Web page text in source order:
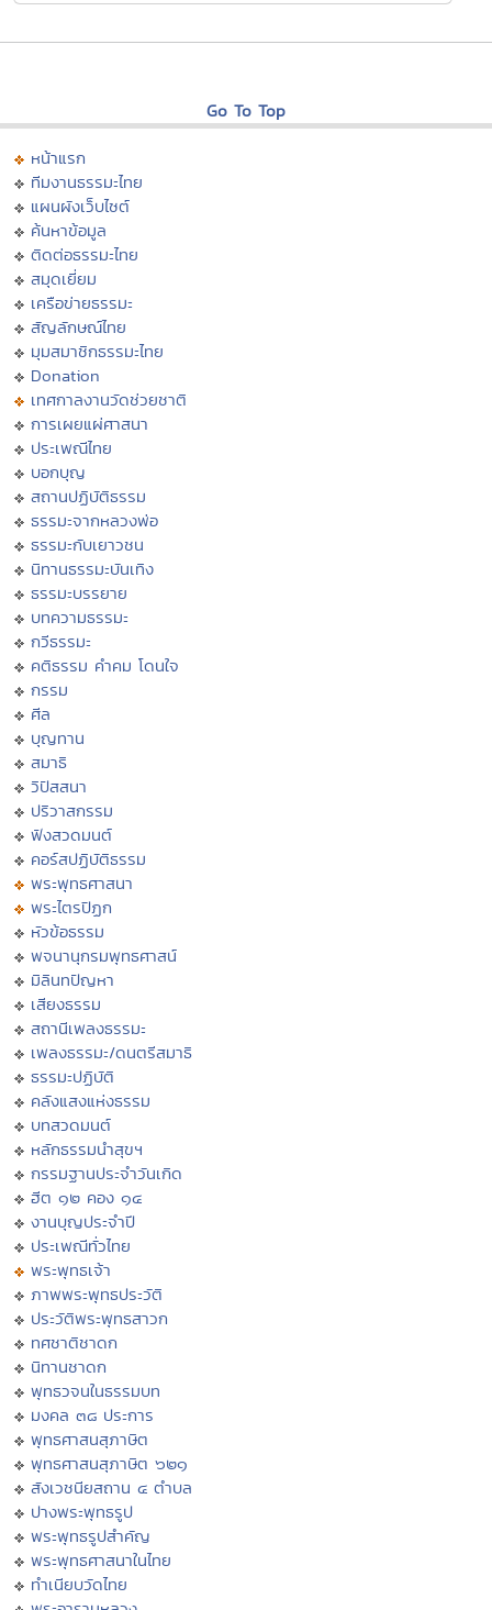
Go To Top
หน้าแรก
ทีมงานธรรมะไทย
แผนผังเว็บไซต์
ค้นหาข้อมูล
ติดต่อธรรมะไทย
สมุดเยี่ยม
เครือข่ายธรรมะ
สัญลักษณ์ไทย
มุมสมาชิกธรรมะไทย
Donation
เทศกาลงานวัดช่วยชาติ
การเผยแผ่ศาสนา
ประเพณีไทย
บอกบุญ
สถานปฏิบัติธรรม
ธรรมะจากหลวงพ่อ
ธรรมะกับเยาวชน
นิทานธรรมะบันเทิง
ธรรมะบรรยาย
บทความธรรมะ
กวีธรรมะ
คติธรรม คำคม โดนใจ
กรรม
ศีล
บุญทาน
สมาธิ
วิปัสสนา
ปริวาสกรรม
ฟังสวดมนต์
คอร์สปฏิบัติธรรม
พระพุทธศาสนา
พระไตรปิฏก
หัวข้อธรรม
พจนานุกรมพุทธศาสน์
มิลินทปัญหา
เสียงธรรม
สถานีเพลงธรรมะ
เพลงธรรมะ/ดนตรีสมาธิ
ธรรมะปฏิบัติ
คลังแสงแห่งธรรม
บทสวดมนต์
หลักธรรมนำสุขฯ
กรรมฐานประจำวันเกิด
ฮีต ๑๒ คอง ๑๔
งานบุญประจำปี
ประเพณีทั่วไทย
พระพุทธเจ้า
ภาพพระพุทธประวัติ
ประวัติพระพุทธสาวก
ทศชาติชาดก
นิทานชาดก
พุทธวจนในธรรมบท
มงคล ๓๘ ประการ
พุทธศาสนสุภาษิต
พุทธศาสนสุภาษิต ๖๒๑
สังเวชนียสถาน ๔ ตำบล
ปางพระพุทธรูป
พระพุทธรูปสำคัญ
พระพุทธศาสนาในไทย
ทำเนียบวัดไทย